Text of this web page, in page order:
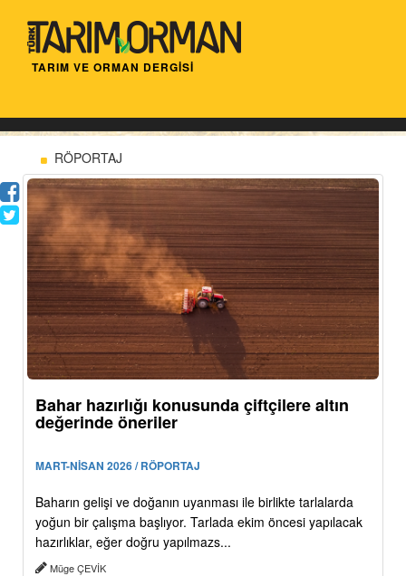
TARIM VE ORMAN DERGİSİ
RÖPORTAJ
Bahar hazırlığı konusunda çiftçilere altın
değerinde öneriler
MART-NİSAN 2026 / RÖPORTAJ
Baharın gelişi ve doğanın uyanması ile birlikte tarlalarda
yoğun bir çalışma başlıyor. Tarlada ekim öncesi yapılacak
hazırlıklar, eğer doğru yapılmazs...
Müge ÇEVİK